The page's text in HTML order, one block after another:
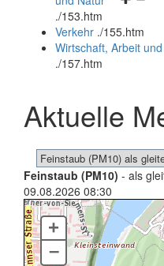
und
./153.htm
Verkehr ./155.htm
Wirtschaft, Arbeit
./157.htm
Aktuelle
Feinstaub (PM10) - als
09.08.2026 08:30
+
–